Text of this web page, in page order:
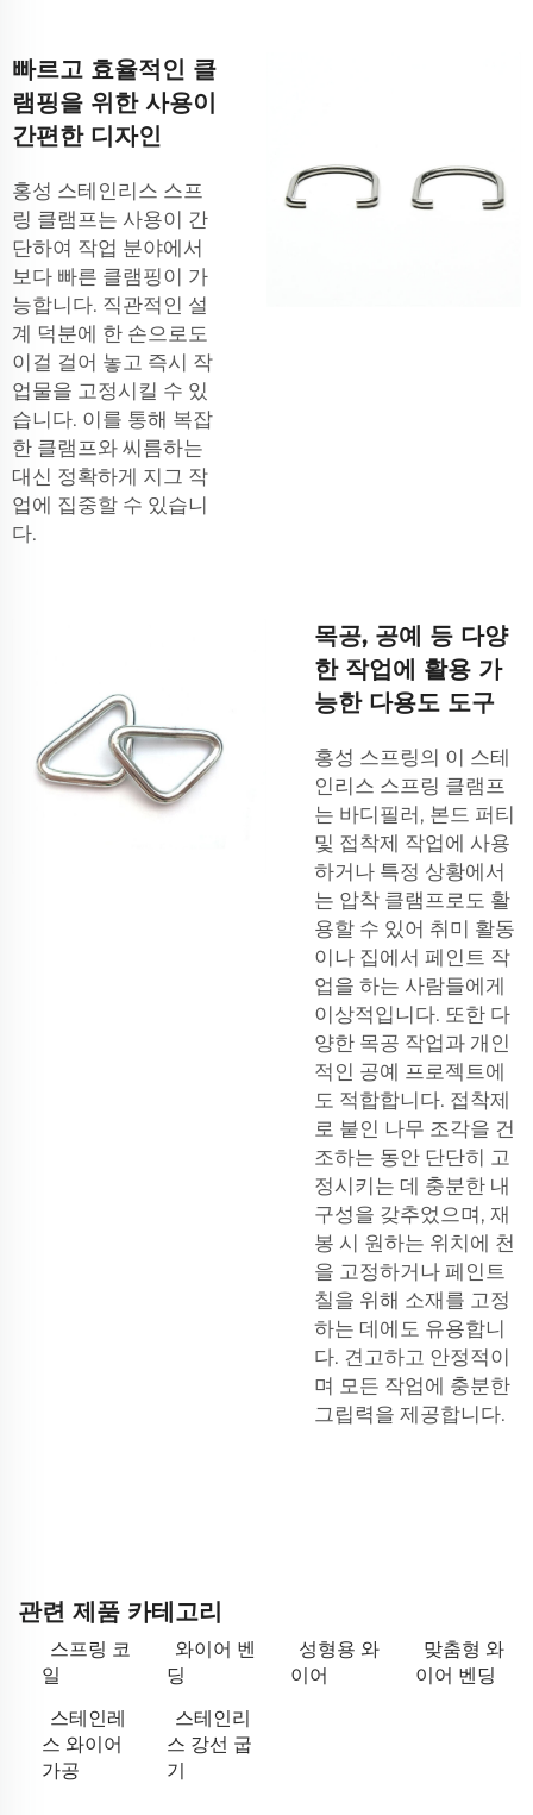
빠르고 효율적인 클
램핑을 위한 사용이
간편한 디자인
홍성 스테인리스 스프
링 클램프는 사용이 간
단하여 작업 분야에서
보다 빠른 클램핑이 가
능합니다. 직관적인 설
계 덕분에 한 손으로도
이걸 걸어 놓고 즉시 작
업물을 고정시킬 수 있
습니다. 이를 통해 복잡
한 클램프와 씨름하는
대신 정확하게 지그 작
업에 집중할 수 있습니
다.
목공, 공예 등 다양
한 작업에 활용 가
능한 다용도 도구
홍성 스프링의 이 스테
인리스 스프링 클램프
는 바디필러, 본드 퍼티
및 접착제 작업에 사용
하거나 특정 상황에서
는 압착 클램프로도 활
용할 수 있어 취미 활동
이나 집에서 페인트 작
업을 하는 사람들에게
이상적입니다. 또한 다
양한 목공 작업과 개인
적인 공예 프로젝트에
도 적합합니다. 접착제
로 붙인 나무 조각을 건
조하는 동안 단단히 고
정시키는 데 충분한 내
구성을 갖추었으며, 재
봉 시 원하는 위치에 천
을 고정하거나 페인트
칠을 위해 소재를 고정
하는 데에도 유용합니
다. 견고하고 안정적이
며 모든 작업에 충분한
그립력을 제공합니다.
관련 제품 카테고리
스프링 코
일
와이어 벤
딩
성형용 와
이어
맞춤형 와
이어 벤딩
스테인레
스 와이어
가공
스테인리
스 강선 굽
기